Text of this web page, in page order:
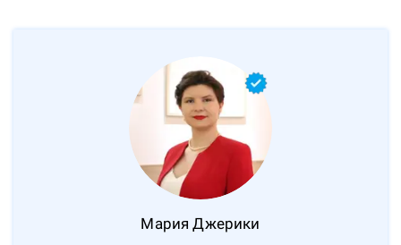
Мария Джерики